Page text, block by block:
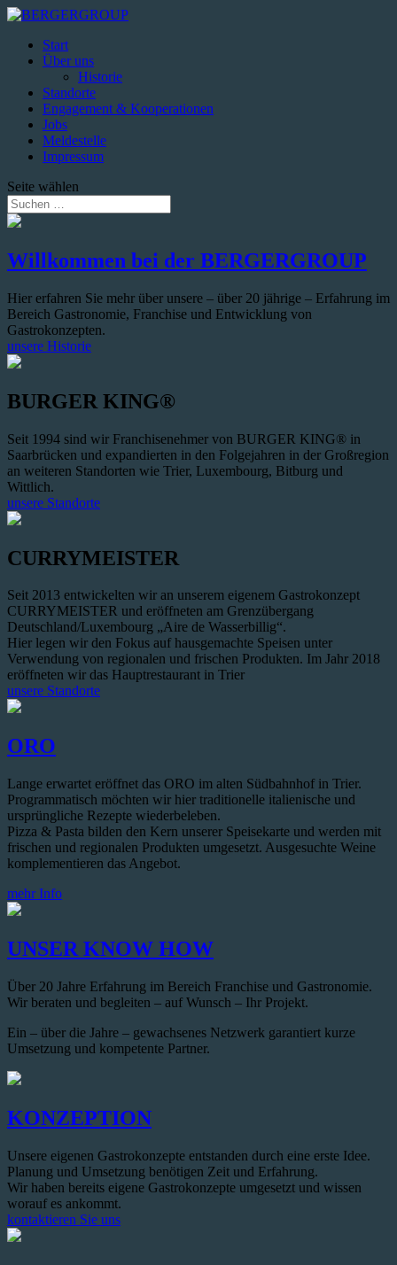
Start
Über uns
Historie
Standorte
Engagement & Kooperationen
Jobs
Meldestelle
Impressum
Seite wählen
Willkommen bei der BERGERGROUP
Hier erfahren Sie mehr über unsere – über 20 jährige – Erfahrung im
Bereich Gastronomie, Franchise und Entwicklung von
Gastrokonzepten.
unsere Historie
BURGER KING®
Seit 1994 sind wir Franchisenehmer von BURGER KING® in
Saarbrücken und expandierten in den Folgejahren in der Großregion
an weiteren Standorten wie Trier, Luxembourg, Bitburg und
Wittlich.
unsere Standorte
CURRYMEISTER
Seit 2013 entwickelten wir an unserem eigenem Gastrokonzept
CURRYMEISTER und eröffneten am Grenzübergang
Deutschland/Luxembourg „Aire de Wasserbillig“.
Hier legen wir den Fokus auf hausgemachte Speisen unter
Verwendung von regionalen und frischen Produkten. Im Jahr 2018
eröffneten wir das Hauptrestaurant in Trier
unsere Standorte
ORO
Lange erwartet eröffnet das ORO im alten Südbahnhof in Trier.
Programmatisch möchten wir hier traditionelle italienische und
ursprüngliche Rezepte wiederbeleben.
Pizza & Pasta bilden den Kern unserer Speisekarte und werden mit
frischen und regionalen Produkten umgesetzt. Ausgesuchte Weine
komplementieren das Angebot.
mehr Info
UNSER KNOW HOW
Über 20 Jahre Erfahrung im Bereich Franchise und Gastronomie.
Wir beraten und begleiten – auf Wunsch – Ihr Projekt.
Ein – über die Jahre – gewachsenes Netzwerk garantiert kurze
Umsetzung und kompetente Partner.
KONZEPTION
Unsere eigenen Gastrokonzepte entstanden durch eine erste Idee.
Planung und Umsetzung benötigen Zeit und Erfahrung.
Wir haben bereits eigene Gastrokonzepte umgesetzt und wissen
worauf es ankommt.
kontaktieren Sie uns